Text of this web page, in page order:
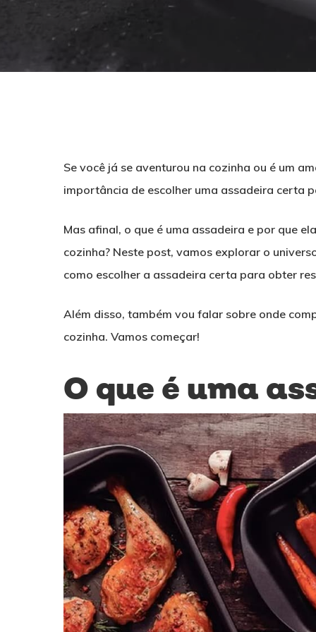
Pressione ENTER para pesquisar ou ESC para
Se você já se aventurou na cozinha ou é um
importância de escolher uma assadeira certa
Mas afinal, o que é uma assadeira e por que
cozinha? Neste post, vamos explorar o
como escolher a assadeira certa para obter
Além disso, também vou falar sobre onde
cozinha. Vamos começar!
O que é uma